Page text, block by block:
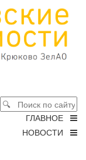
ГЛАВНОЕ
НОВОСТИ